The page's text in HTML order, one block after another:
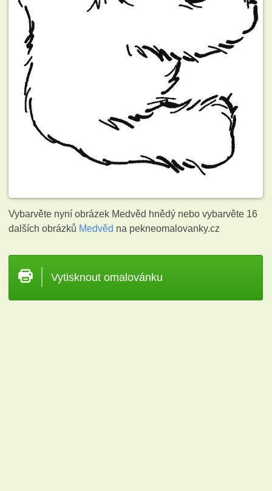
Vybarvěte nyní obrázek Medvěd hnědý nebo vybarvěte 16
dalších obrázků Medvěd na pekneomalovanky.cz
Vytisknout omalovánku